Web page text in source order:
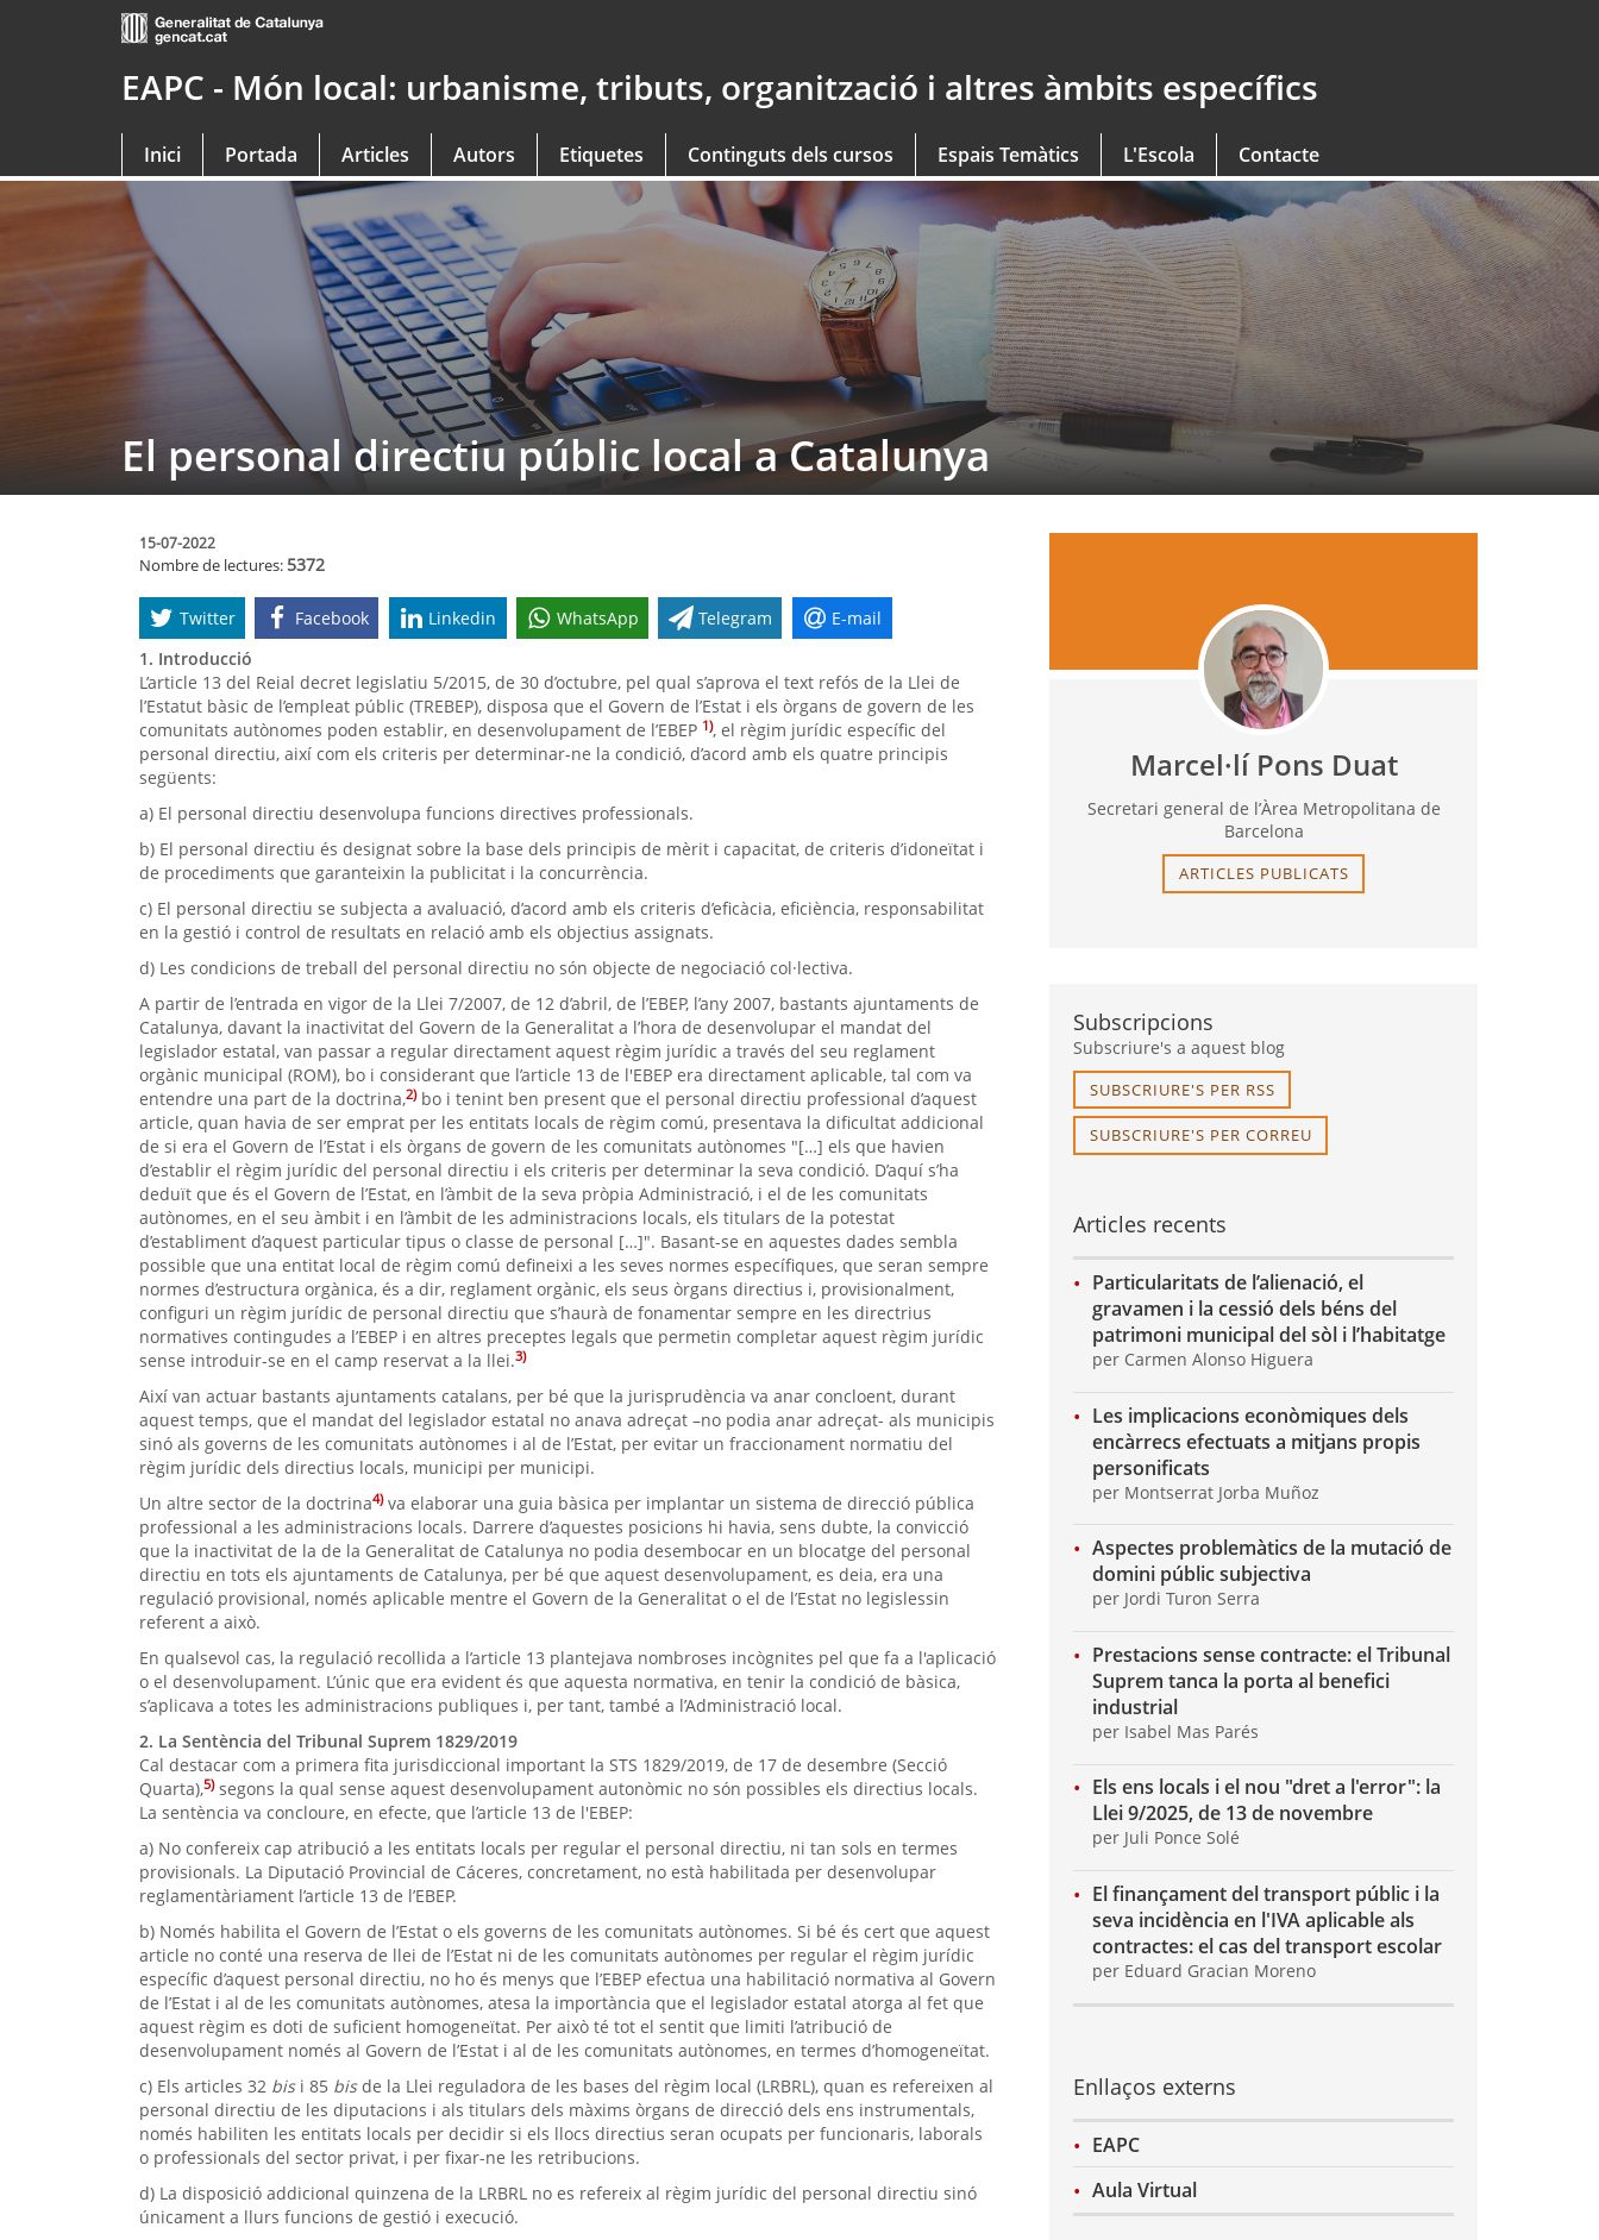
EAPC - Món local: urbanisme, tributs, organització i altres àmbits específics
Inici Portada Articles Autors Etiquetes Continguts dels cursos Espais Temàtics L'Escola Contacte
El personal directiu públic local a Catalunya
15-07-2022
Nombre de lectures: 5372
Twitter Facebook Linkedin WhatsApp Telegram
E-mail
1. Introducció
L’article 13 del Reial decret legislatiu 5/2015, de 30 d’octubre, pel qual s’aprova el text refós de la Llei de
l’Estatut bàsic de l’empleat públic (TREBEP), disposa que el Govern de l’Estat i els òrgans de govern de les
comunitats autònomes poden establir, en desenvolupament de l’EBEP 1), el règim jurídic específic del
personal directiu, així com els criteris per determinar-ne la condició, d’acord amb els quatre principis
següents:
a) El personal directiu desenvolupa funcions directives professionals.
b) El personal directiu és designat sobre la base dels principis de mèrit i capacitat, de criteris d’idoneïtat i
de procediments que garanteixin la publicitat i la concurrència.
c) El personal directiu se subjecta a avaluació, d’acord amb els criteris d’eficàcia, eficiència, responsabilitat
en la gestió i control de resultats en relació amb els objectius assignats.
d) Les condicions de treball del personal directiu no són objecte de negociació col·lectiva.
A partir de l’entrada en vigor de la Llei 7/2007, de 12 d’abril, de l’EBEP, l’any 2007, bastants ajuntaments de
Catalunya, davant la inactivitat del Govern de la Generalitat a l’hora de desenvolupar el mandat del
legislador estatal, van passar a regular directament aquest règim jurídic a través del seu reglament
orgànic municipal (ROM), bo i considerant que l’article 13 de l'EBEP era directament aplicable, tal com va
entendre una part de la doctrina,2)bo i tenint ben present que el personal directiu professional d’aquest
article, quan havia de ser emprat per les entitats locals de règim comú, presentava la dificultat addicional
de si era el Govern de l’Estat i els òrgans de govern de les comunitats autònomes "[…] els que havien
d’establir el règim jurídic del personal directiu i els criteris per determinar la seva condició. D’aquí s’ha
deduït que és el Govern de l’Estat, en l’àmbit de la seva pròpia Administració, i el de les comunitats
autònomes, en el seu àmbit i en l’àmbit de les administracions locals, els titulars de la potestat
d’establiment d’aquest particular tipus o classe de personal […]". Basant-se en aquestes dades sembla
possible que una entitat local de règim comú defineixi a les seves normes específiques, que seran sempre
normes d’estructura orgànica, és a dir, reglament orgànic, els seus òrgans directius i, provisionalment,
configuri un règim jurídic de personal directiu que s’haurà de fonamentar sempre en les directrius
normatives contingudes a l’EBEP i en altres preceptes legals que permetin completar aquest règim jurídic
sense introduir-se en el camp reservat a la llei.3)
Així van actuar bastants ajuntaments catalans, per bé que la jurisprudència va anar concloent, durant
aquest temps, que el mandat del legislador estatal no anava adreçat –no podia anar adreçat- als municipis
sinó als governs de les comunitats autònomes i al de l’Estat, per evitar un fraccionament normatiu del
règim jurídic dels directius locals, municipi per municipi.
Un altre sector de la doctrina4)va elaborar una guia bàsica per implantar un sistema de direcció pública
professional a les administracions locals. Darrere d’aquestes posicions hi havia, sens dubte, la convicció
que la inactivitat de la de la Generalitat de Catalunya no podia desembocar en un blocatge del personal
directiu en tots els ajuntaments de Catalunya, per bé que aquest desenvolupament, es deia, era una
regulació provisional, només aplicable mentre el Govern de la Generalitat o el de l’Estat no legislessin
referent a això.
En qualsevol cas, la regulació recollida a l’article 13 plantejava nombroses incògnites pel que fa a l'aplicació
o el desenvolupament. L’únic que era evident és que aquesta normativa, en tenir la condició de bàsica,
s’aplicava a totes les administracions publiques i, per tant, també a l’Administració local.
2. La Sentència del Tribunal Suprem 1829/2019
Cal destacar com a primera fita jurisdiccional important la STS 1829/2019, de 17 de desembre (Secció
Quarta),5)segons la qual sense aquest desenvolupament autonòmic no són possibles els directius locals.
La sentència va concloure, en efecte, que l’article 13 de l'EBEP:
a) No confereix cap atribució a les entitats locals per regular el personal directiu, ni tan sols en termes
provisionals. La Diputació Provincial de Cáceres, concretament, no està habilitada per desenvolupar
reglamentàriament l’article 13 de l’EBEP.
b) Només habilita el Govern de l’Estat o els governs de les comunitats autònomes. Si bé és cert que aquest
article no conté una reserva de llei de l’Estat ni de les comunitats autònomes per regular el règim jurídic
específic d’aquest personal directiu, no ho és menys que l’EBEP efectua una habilitació normativa al Govern
de l’Estat i al de les comunitats autònomes, atesa la importància que el legislador estatal atorga al fet que
aquest règim es doti de suficient homogeneïtat. Per això té tot el sentit que limiti l’atribució de
desenvolupament només al Govern de l’Estat i al de les comunitats autònomes, en termes d’homogeneïtat.
c) Els articles 32 bisi 85 bisde la Llei reguladora de les bases del règim local (LRBRL), quan es refereixen al
personal directiu de les diputacions i als titulars dels màxims òrgans de direcció dels ens instrumentals,
només habiliten les entitats locals per decidir si els llocs directius seran ocupats per funcionaris, laborals
o professionals del sector privat, i per fixar-ne les retribucions.
d) La disposició addicional quinzena de la LRBRL no es refereix al règim jurídic del personal directiu sinó
únicament a llurs funcions de gestió i execució.
Marcel·lí Pons Duat
Secretari general de l’Àrea Metropolitana de
Barcelona
ARTICLES PUBLICATS
Subscripcions
Subscriure's a aquest blog
SUBSCRIURE'S PER RSS
SUBSCRIURE'S PER CORREU
Articles recents
Particularitats de l’alienació, el
gravamen i la cessió dels béns del
patrimoni municipal del sòl i l’habitatge
per Carmen Alonso Higuera
Les implicacions econòmiques dels
encàrrecs efectuats a mitjans propis
personificats
per Montserrat Jorba Muñoz
Aspectes problemàtics de la mutació de
domini públic subjectiva
per Jordi Turon Serra
Prestacions sense contracte: el Tribunal
Suprem tanca la porta al benefici
industrial
per Isabel Mas Parés
Els ens locals i el nou "dret a l'error": la
Llei 9/2025, de 13 de novembre
per Juli Ponce Solé
El finançament del transport públic i la
seva incidència en l'IVA aplicable als
contractes: el cas del transport escolar
per Eduard Gracian Moreno
Enllaços externs
EAPC
Aula Virtual